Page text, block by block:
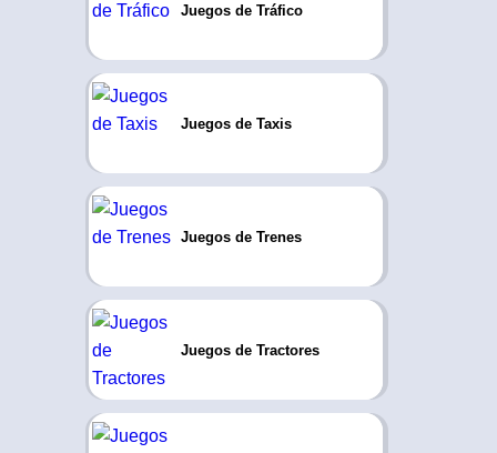
Juegos de Tráfico
Juegos de Taxis
Juegos de Trenes
Juegos de Tractores